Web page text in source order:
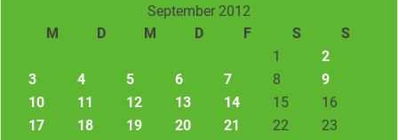
September 2012
M
D M D F S
S
1
2
3
4 5 6 7 8
9
10
11 12 13 14 15
16
17
18 19 20 21 22
23